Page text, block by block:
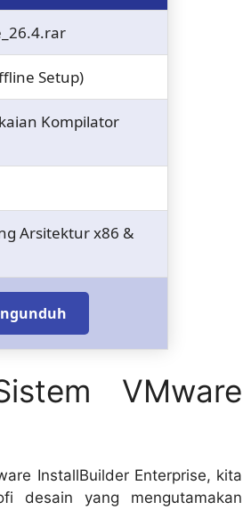
Setup)
Kompilator
Arsitektur x86 &
VMware
InstallBuilder Enterprise, kita
desain yang mengutamakan